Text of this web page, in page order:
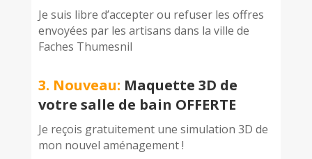
Je suis libre d’accepter ou refuser les offres
envoyées par les artisans dans la ville de
Faches Thumesnil
3. Nouveau: Maquette 3D de
votre salle de bain OFFERTE
Je reçois gratuitement une simulation 3D de
mon nouvel aménagement !